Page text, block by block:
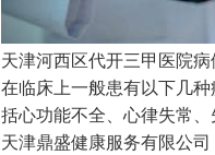
天津河西区代开三甲医院
在临床上一般患有以下几
括心功能不全、心律失常
天津鼎盛健康服务有限公司